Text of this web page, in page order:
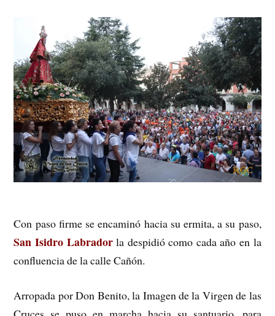
Con paso firme se encaminó hacia su ermita, a su paso,
San Isidro Labradorla despidió como cada año en la
confluencia de la calle Cañón.
Arropada por Don Benito, la Imagen de la Virgen de las